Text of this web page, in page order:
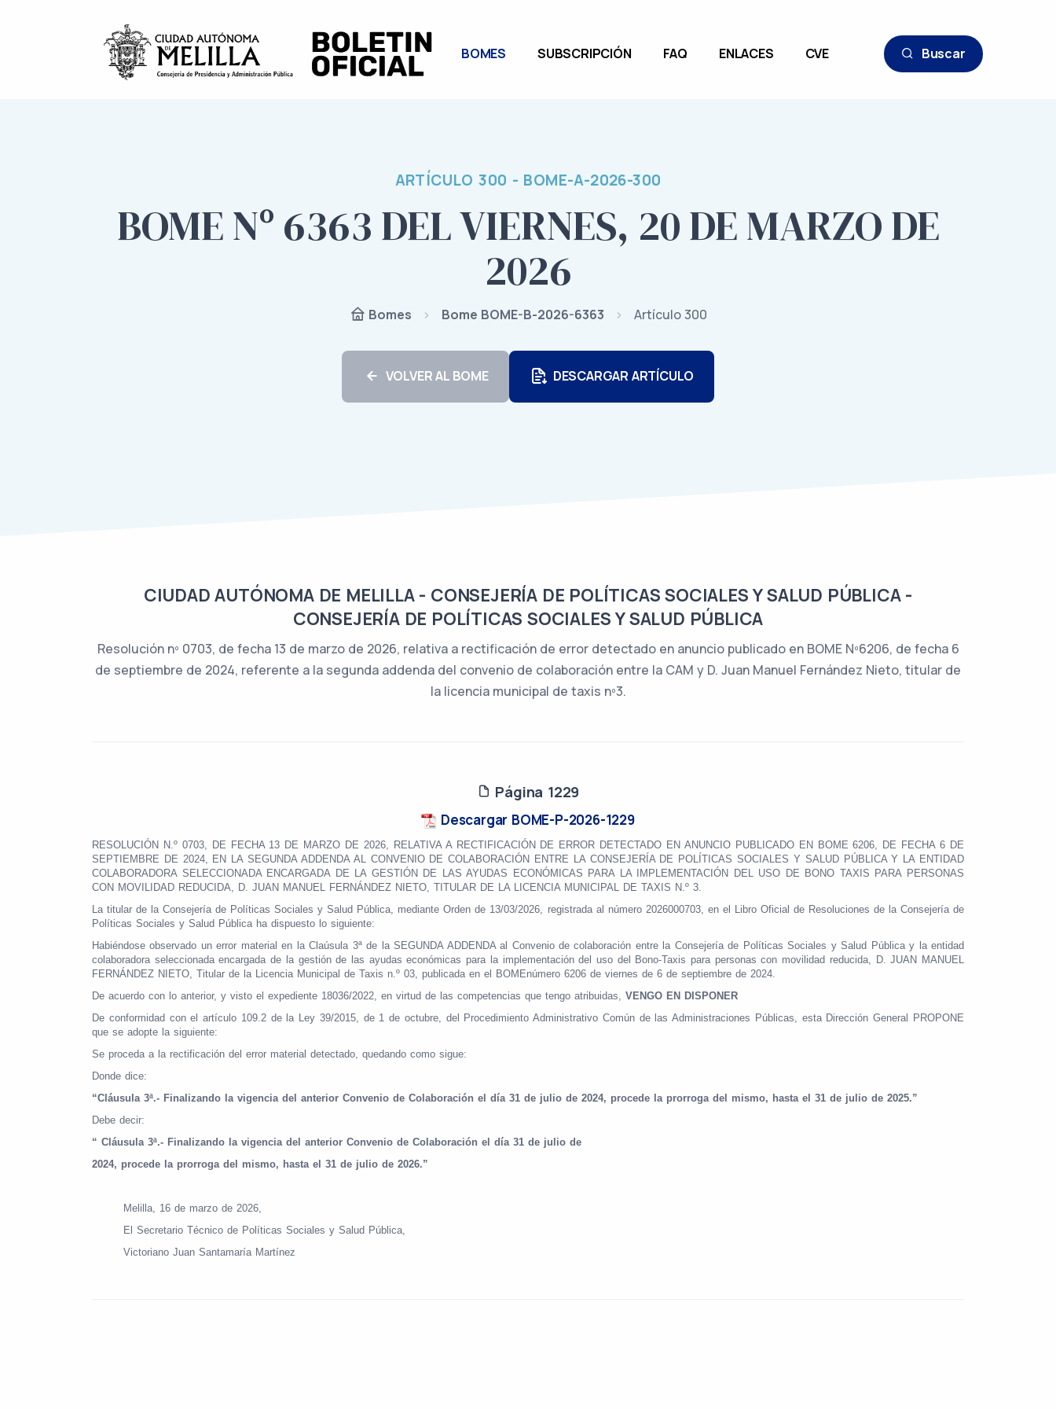
BOMES SUBSCRIPCIÓN FAQ ENLACES CVE Buscar
ARTÍCULO 300 - BOME-A-2026-300
BOME Nº 6363 DEL VIERNES, 20 DE MARZO DE
2026
Bomes Bome BOME-B-2026-6363 Artículo 300
VOLVER AL BOME DESCARGAR ARTÍCULO
CIUDAD AUTÓNOMA DE MELILLA - CONSEJERÍA DE POLÍTICAS SOCIALES Y SALUD PÚBLICA -
CONSEJERÍA DE POLÍTICAS SOCIALES Y SALUD PÚBLICA
Resolución nº 0703, de fecha 13 de marzo de 2026, relativa a rectificación de error detectado en anuncio publicado en BOME Nº6206, de fecha 6
de septiembre de 2024, referente a la segunda addenda del convenio de colaboración entre la CAM y D. Juan Manuel Fernández Nieto, titular de
la licencia municipal de taxis nº3.
Página 1229
Descargar BOME-P-2026-1229
RESOLUCIÓN N.º 0703, DE FECHA 13 DE MARZO DE 2026, RELATIVA A RECTIFICACIÓN DE ERROR DETECTADO EN ANUNCIO PUBLICADO EN BOME 6206, DE FECHA 6 DE
SEPTIEMBRE DE 2024, EN LA SEGUNDA ADDENDA AL CONVENIO DE COLABORACIÓN ENTRE LA CONSEJERÍA DE POLÍTICAS SOCIALES Y SALUD PÚBLICA Y LA ENTIDAD
COLABORADORA SELECCIONADA ENCARGADA DE LA GESTIÓN DE LAS AYUDAS ECONÓMICAS PARA LA IMPLEMENTACIÓN DEL USO DE BONO TAXIS PARA PERSONAS
CON MOVILIDAD REDUCIDA, D. JUAN MANUEL FERNÁNDEZ NIETO, TITULAR DE LA LICENCIA MUNICIPAL DE TAXIS N.º 3.
La titular de la Consejería de Políticas Sociales y Salud Pública, mediante Orden de 13/03/2026, registrada al número 2026000703, en el Libro Oficial de Resoluciones de la Consejería de
Políticas Sociales y Salud Pública ha dispuesto lo siguiente:
Habiéndose observado un error material en la Claúsula 3ª de la SEGUNDA ADDENDA al Convenio de colaboración entre la Consejería de Políticas Sociales y Salud Pública y la entidad
colaboradora seleccionada encargada de la gestión de las ayudas económicas para la implementación del uso del Bono-Taxis para personas con movilidad reducida, D. JUAN MANUEL
FERNÁNDEZ NIETO, Titular de la Licencia Municipal de Taxis n.º 03, publicada en el BOMEnúmero 6206 de viernes de 6 de septiembre de 2024.
De acuerdo con lo anterior, y visto el expediente 18036/2022, en virtud de las competencias que tengo atribuidas, VENGO EN DISPONER
De conformidad con el artículo 109.2 de la Ley 39/2015, de 1 de octubre, del Procedimiento Administrativo Común de las Administraciones Públicas, esta Dirección General PROPONE
que se adopte la siguiente:
Se proceda a la rectificación del error material detectado, quedando como sigue:
Donde dice:
“Cláusula 3ª.- Finalizando la vigencia del anterior Convenio de Colaboración el día 31 de julio de 2024, procede la prorroga del mismo, hasta el 31 de julio de 2025.”
Debe decir:
“ Cláusula 3ª.- Finalizando la vigencia del anterior Convenio de Colaboración el día 31 de julio de
2024, procede la prorroga del mismo, hasta el 31 de julio de 2026.”
Melilla, 16 de marzo de 2026,
El Secretario Técnico de Políticas Sociales y Salud Pública,
Victoriano Juan Santamaría Martínez